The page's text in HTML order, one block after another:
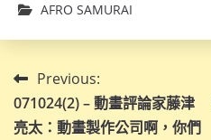
AFRO SAMURAI
文
章
Previous:
071024(2) – 動畫評論家藤津
亮太：動畫製作公司啊，你們